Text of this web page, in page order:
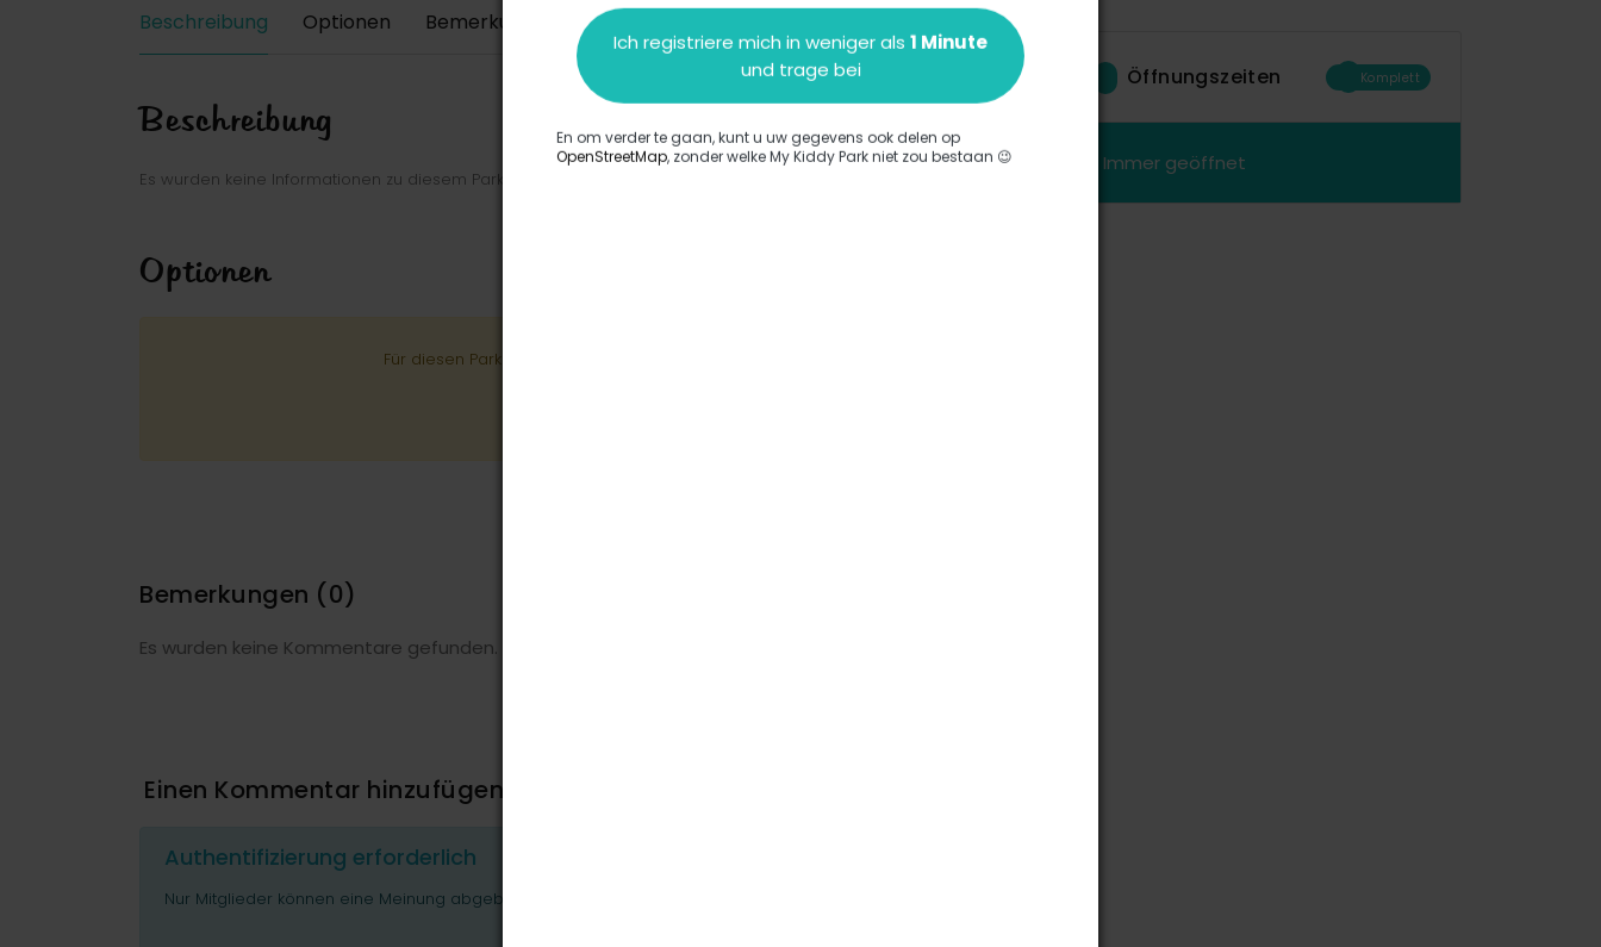
Beschreibung Optionen Bemerkungen Einen Kommentar hinzufügen
Beschreibung
Es wurden keine Informationen zu diesem Park eingegeben.
Optionen
Für diesen Park wurde keine Option eingegeben.
Bemerkungen (0)
Es wurden keine Kommentare gefunden.
Einen Kommentar hinzufügen
Authentifizierung erforderlich
Nur Mitglieder können eine Meinung abgeben oder Fragen stellen.
Öffnungszeiten Komplett
Immer geöffnet
Ich registriere mich in weniger als 1 Minute
und trage bei
En om verder te gaan, kunt u uw gegevens ook delen op
OpenStreetMap, zonder welke My Kiddy Park niet zou bestaan 😉